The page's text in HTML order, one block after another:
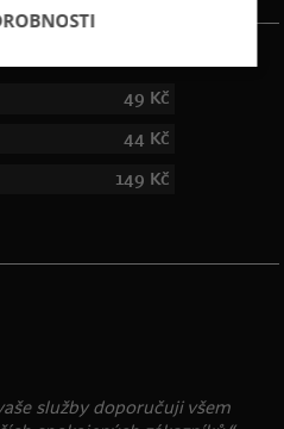
49 Kč
44 Kč
149 Kč
služby doporučuji všem